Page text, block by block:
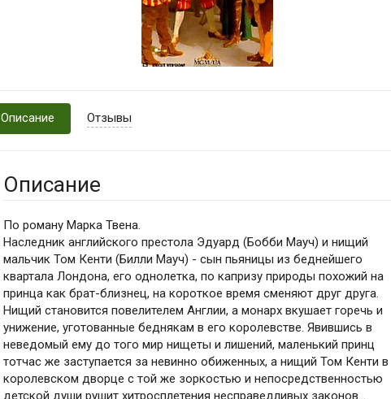
Описание Отзывы
Описание
По роману Марка Твена.
Наследник английского престола Эдуард (Бобби Мауч) и нищий
мальчик Том Кенти (Билли Мауч) - сын пьяницы из беднейшего
квартала Лондона, его однолетка, по капризу природы похожий на
принца как брат-близнец, на короткое время сменяют друг друга.
Нищий становится повелителем Англии, а монарх вкушает горечь и
унижение, уготованные беднякам в его королевстве. Явившись в
неведомый ему до того мир нищеты и лишений, маленький принц
тотчас же заступается за невинно обиженных, а нищий Том Кенти в
королевском дворце с той же зоркостью и непосредственностью
детской души рушит хитросплетения несправедливых законов...